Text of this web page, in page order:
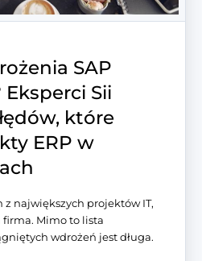
SAP
Sii
które
ERP w
z największych projektów IT,
Mimo to lista
wdrożeń jest długa.